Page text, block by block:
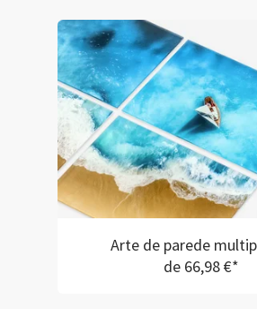
Arte de parede
de 66,98 €*